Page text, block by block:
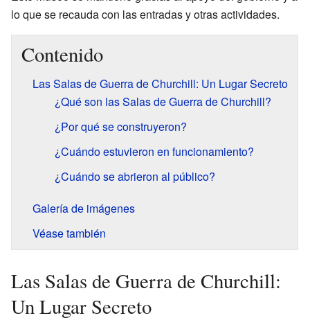
lo que se recauda con las entradas y otras actividades.
Contenido
Las Salas de Guerra de Churchill: Un Lugar Secreto
¿Qué son las Salas de Guerra de Churchill?
¿Por qué se construyeron?
¿Cuándo estuvieron en funcionamiento?
¿Cuándo se abrieron al público?
Galería de imágenes
Véase también
Las Salas de Guerra de Churchill:
Un Lugar Secreto